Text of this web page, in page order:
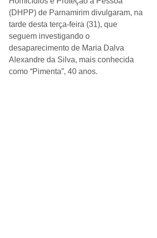
(DHPP) de Parnamirim divulgaram, na
tarde desta terça-feira (31), que
seguem investigando o
desaparecimento de Maria Dalva
Alexandre da Silva, mais conhecida
como “Pimenta”, 40 anos.